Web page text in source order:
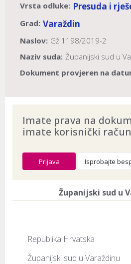
Vrsta odluke: Presuda i
Grad: Varaždin
Naslov: Gž 1198/2019-2
Naziv suda: Županijski sud u
Dokument provjeren na
Imate prava na
imate korisnički
Prijava Isprobajte
Županijski sud u
Republika Hrvatska
Županijski sud u Varaždinu